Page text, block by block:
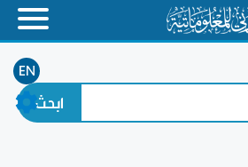
EN